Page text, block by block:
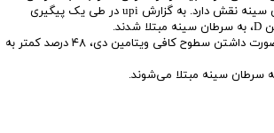
سینه هستند. یافته‌ها نشان می‌دهد که ویتامین D در محافظت از این گروه از زنان در برابر سرطان سینه نقش دارد. به گزارش upi در طی یک پیگیری
ارتباط بین ویتامین D و خطر ابتلا به سرطان سینه در میان زنان اسپانیایی‌تبار قوی‌تر بود، زیرا در صورت داشتن سطوح کافی ویتامین دی، ۴۸ درصد کمتر به